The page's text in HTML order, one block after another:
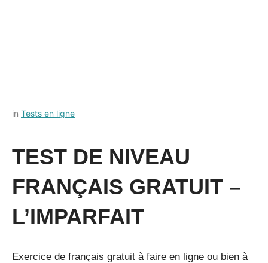
Posted
juillet
by
in Tests en ligne
TEST DE NIVEAU
FRANÇAIS GRATUIT –
L’IMPARFAIT
Exercice de français gratuit à faire en ligne ou bien à